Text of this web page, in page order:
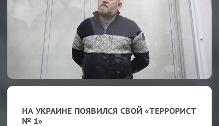
НА УКРАИНЕ ПОЯВИЛСЯ СВОЙ «ТЕРРОРИСТ
№ 1»